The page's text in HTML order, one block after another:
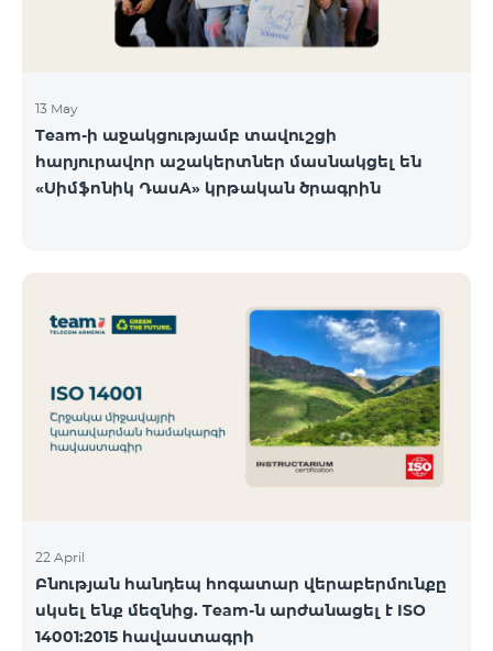
13 May
Team-ի աջակցությամբ տավուշցի
հարյուրավոր աշակերտներ մասնակցել են
«Սիմֆոնիկ ԴասA» կրթական ծրագրին
22 April
Բնության հանդեպ հոգատար վերաբերմունքը
սկսել ենք մեզնից. Team-ն արժանացել է ISO
14001:2015 հավաստագրի